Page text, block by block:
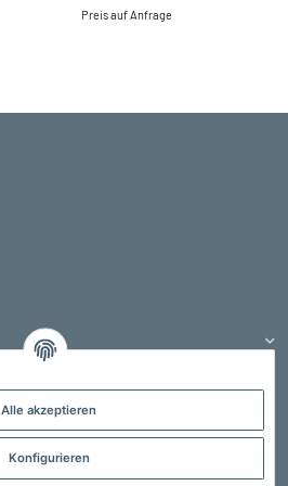
Alle akzeptieren
Konfigurieren
Preis auf Anfrage